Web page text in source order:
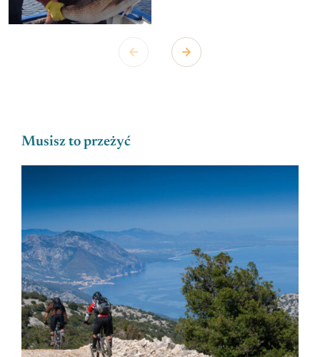
Musisz to przeżyć